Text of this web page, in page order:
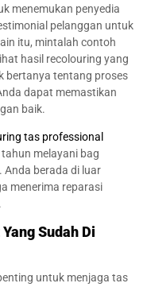
menemukan penyedia
pelanggan untuk
itu, mintalah contoh
hasil recolouring yang
bertanya tentang proses
dapat memastikan
baik.
tas professional
melayani bag
Anda berada di luar
menerima reparasi
Sudah Di
untuk menjaga tas